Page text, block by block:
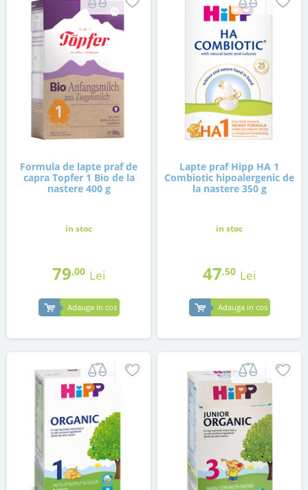
Formula de lapte praf de
capra Topfer 1 Bio de la
nastere 400 g
in stoc
79,00 Lei
Adauga in cos
Lapte praf Hipp HA 1
Combiotic hipoalergenic de
la nastere 350 g
in stoc
47,50 Lei
Adauga in cos